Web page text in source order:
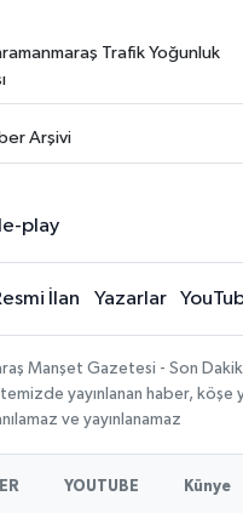
Trafik Yoğunluk
Arşivi
İlan Yazarlar
Manşet Gazetesi - Son
yayınlanan haber, köşe
ve yayınlanamaz
YOUTUBE
Künye